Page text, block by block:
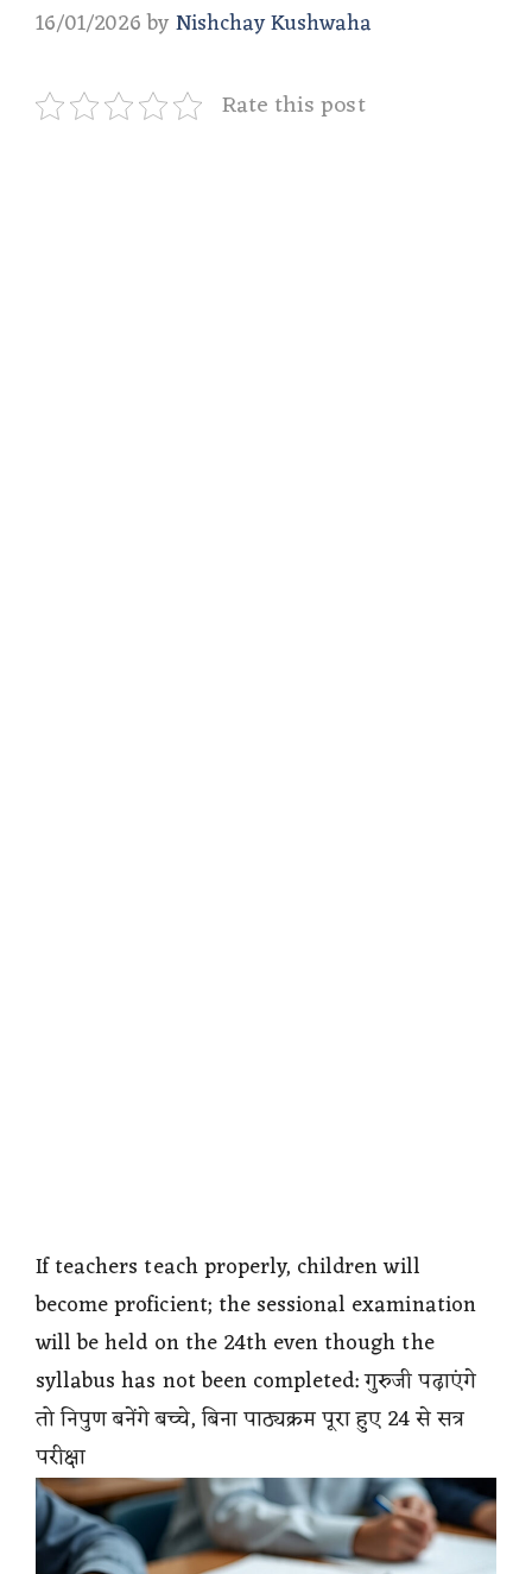
16/01/2026 byNishchay Kushwaha
Rate this post
If teachers teach properly, children will
become proficient; the sessional examination
will be held on the 24th even though the
syllabus has not been completed: गुरुजी पढ़ाएंगे
तो निपुण बनेंगे बच्चे, बिना पाठ्यक्रम पूरा हुए 24 से सत्र
परीक्षा